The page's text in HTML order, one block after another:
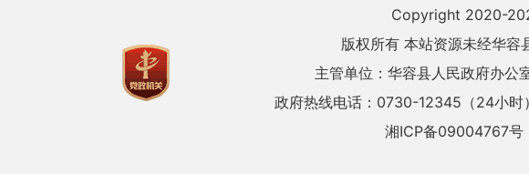
Copyright 2020-
版权所有 本站资源未经华容
主管单位：华容县人民政府办公
政府热线电话：0730-12345（24小时）
湘ICP备09004767号